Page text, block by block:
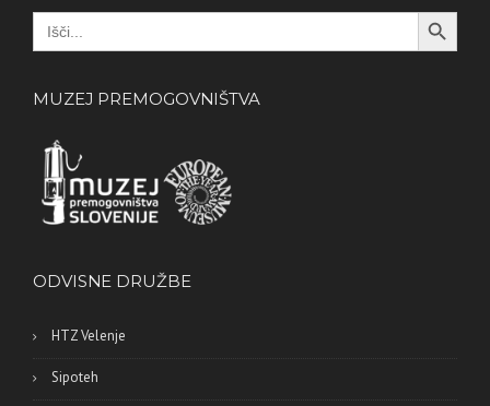
Search
for:
Search Button
MUZEJ PREMOGOVNIŠTVA
ODVISNE DRUŽBE
HTZ Velenje
Sipoteh